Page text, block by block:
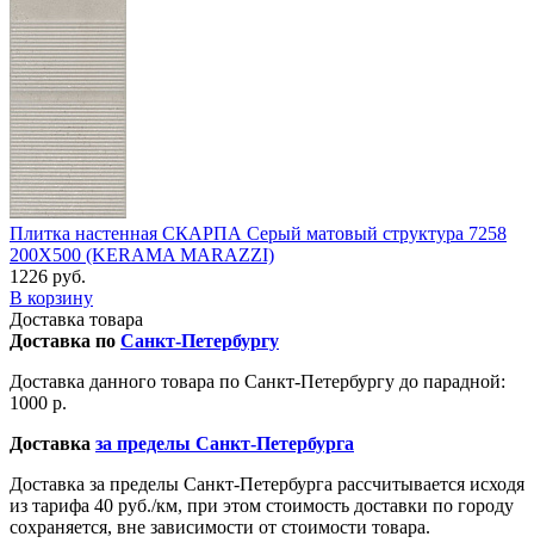
Плитка настенная СКАРПА Серый матовый структура 7258
200Х500 (KERAMA MARAZZI)
1226 руб.
В корзину
Доставка товара
Доставка по Санкт-Петербургу
Доставка данного товара по Санкт-Петербургу до парадной:
1000 р.
Доставка за пределы Санкт-Петербурга
Доставка за пределы Санкт-Петербурга рассчитывается исходя
из тарифа 40 руб./км, при этом стоимость доставки по городу
сохраняется, вне зависимости от стоимости товара.